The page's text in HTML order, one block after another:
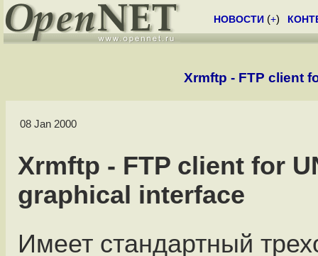
НОВОСТИ (+)
Xrmftp - FTP client
08 Jan 2000
Xrmftp - FTP client for
graphical interface
Имеет стандартный